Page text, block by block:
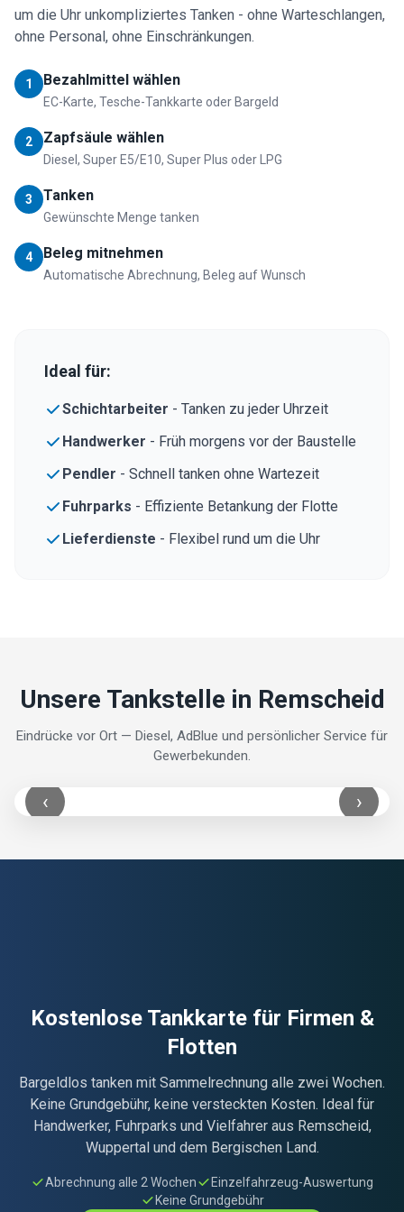
um die Uhr unkompliziertes Tanken - ohne Warteschlangen,
ohne Personal, ohne Einschränkungen.
1 Bezahlmittel wählen
EC-Karte, Tesche-Tankkarte oder Bargeld
2 Zapfsäule wählen
Diesel, Super E5/E10, Super Plus oder LPG
3 Tanken
Gewünschte Menge tanken
4 Beleg mitnehmen
Automatische Abrechnung, Beleg auf Wunsch
Ideal für:
Schichtarbeiter - Tanken zu jeder Uhrzeit
Handwerker - Früh morgens vor der Baustelle
Pendler - Schnell tanken ohne Wartezeit
Fuhrparks - Effiziente Betankung der Flotte
Lieferdienste - Flexibel rund um die Uhr
Unsere Tankstelle in Remscheid
Eindrücke vor Ort — Diesel, AdBlue und persönlicher Service für
Gewerbekunden.
‹ ›
Kostenlose Tankkarte für Firmen &
Flotten
Bargeldlos tanken mit Sammelrechnung alle zwei Wochen.
Keine Grundgebühr, keine versteckten Kosten. Ideal für
Handwerker, Fuhrparks und Vielfahrer aus Remscheid,
Wuppertal und dem Bergischen Land.
Abrechnung alle 2 Wochen
Einzelfahrzeug-Auswertung
Keine Grundgebühr